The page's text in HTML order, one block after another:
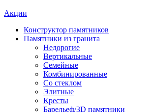
Акции
Конструктор памятников
Памятники из гранита
Недорогие
Вертикальные
Семейные
Комбинированные
Со стеклом
Элитные
Кресты
Барельеф/3D памятники